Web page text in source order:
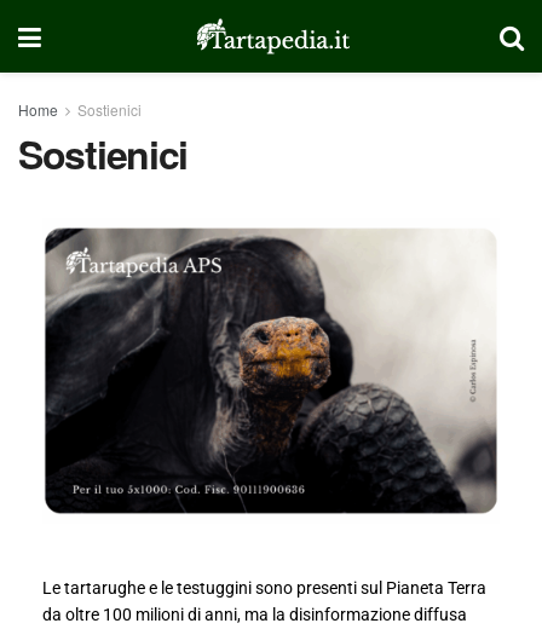
Home Sostienici
Sostienici
Le tartarughe e le testuggini sono presenti sul Pianeta Terra
da oltre 100 milioni di anni, ma la disinformazione diffusa